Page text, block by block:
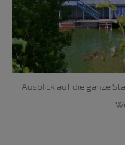
Ausblick auf die ganze